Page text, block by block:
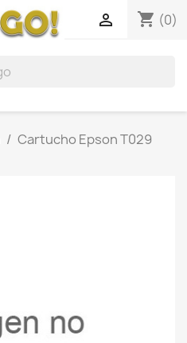
shopping_cart (0)

Cartucho Epson T029